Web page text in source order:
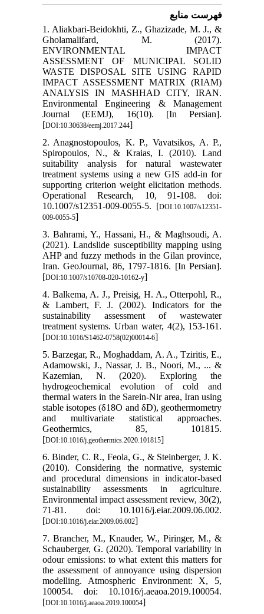
فهرست منابع
1. Aliakbari-Beidokhti, Z., Ghazizade, M. J., &
Gholamalifard, M. (2017).
ENVIRONMENTAL IMPACT
ASSESSMENT OF MUNICIPAL SOLID
WASTE DISPOSAL SITE USING RAPID
IMPACT ASSESSMENT MATRIX (RIAM)
ANALYSIS IN MASHHAD CITY, IRAN.
Environmental Engineering & Management
Journal (EEMJ), 16(10). [In Persian].
[DOI:10.30638/eemj.2017.244]
2. Anagnostopoulos, K. P., Vavatsikos, A. P.,
Spiropoulos, N., & Kraias, I. (2010). Land
suitability analysis for natural wastewater
treatment systems using a new GIS add-in for
supporting criterion weight elicitation methods.
Operational Research, 10, 91-108. doi:
10.1007/s12351-009-0055-5. [DOI:10.1007/s12351-
009-0055-5]
3. Bahrami, Y., Hassani, H., & Maghsoudi, A.
(2021). Landslide susceptibility mapping using
AHP and fuzzy methods in the Gilan province,
Iran. GeoJournal, 86, 1797-1816. [In Persian].
[DOI:10.1007/s10708-020-10162-y]
4. Balkema, A. J., Preisig, H. A., Otterpohl, R.,
& Lambert, F. J. (2002). Indicators for the
sustainability assessment of wastewater
treatment systems. Urban water, 4(2), 153-161.
[DOI:10.1016/S1462-0758(02)00014-6]
5. Barzegar, R., Moghaddam, A. A., Tziritis, E.,
Adamowski, J., Nassar, J. B., Noori, M., ... &
Kazemian, N. (2020). Exploring the
hydrogeochemical evolution of cold and
thermal waters in the Sarein-Nir area, Iran using
stable isotopes (δ18O and δD), geothermometry
and multivariate statistical approaches.
Geothermics, 85, 101815.
[DOI:10.1016/j.geothermics.2020.101815]
6. Binder, C. R., Feola, G., & Steinberger, J. K.
(2010). Considering the normative, systemic
and procedural dimensions in indicator-based
sustainability assessments in agriculture.
Environmental impact assessment review, 30(2),
71-81. doi: 10.1016/j.eiar.2009.06.002.
[DOI:10.1016/j.eiar.2009.06.002]
7. Brancher, M., Knauder, W., Piringer, M., &
Schauberger, G. (2020). Temporal variability in
odour emissions: to what extent this matters for
the assessment of annoyance using dispersion
modelling. Atmospheric Environment: X, 5,
100054. doi: 10.1016/j.aeaoa.2019.100054.
[DOI:10.1016/j.aeaoa.2019.100054]